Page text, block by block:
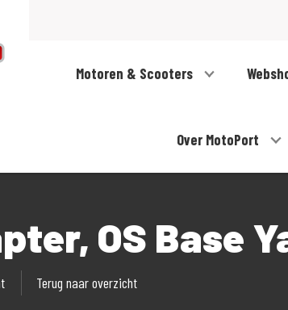
Motoren & Scooters
Over MotoPort
OS Base
Terug naar overzicht